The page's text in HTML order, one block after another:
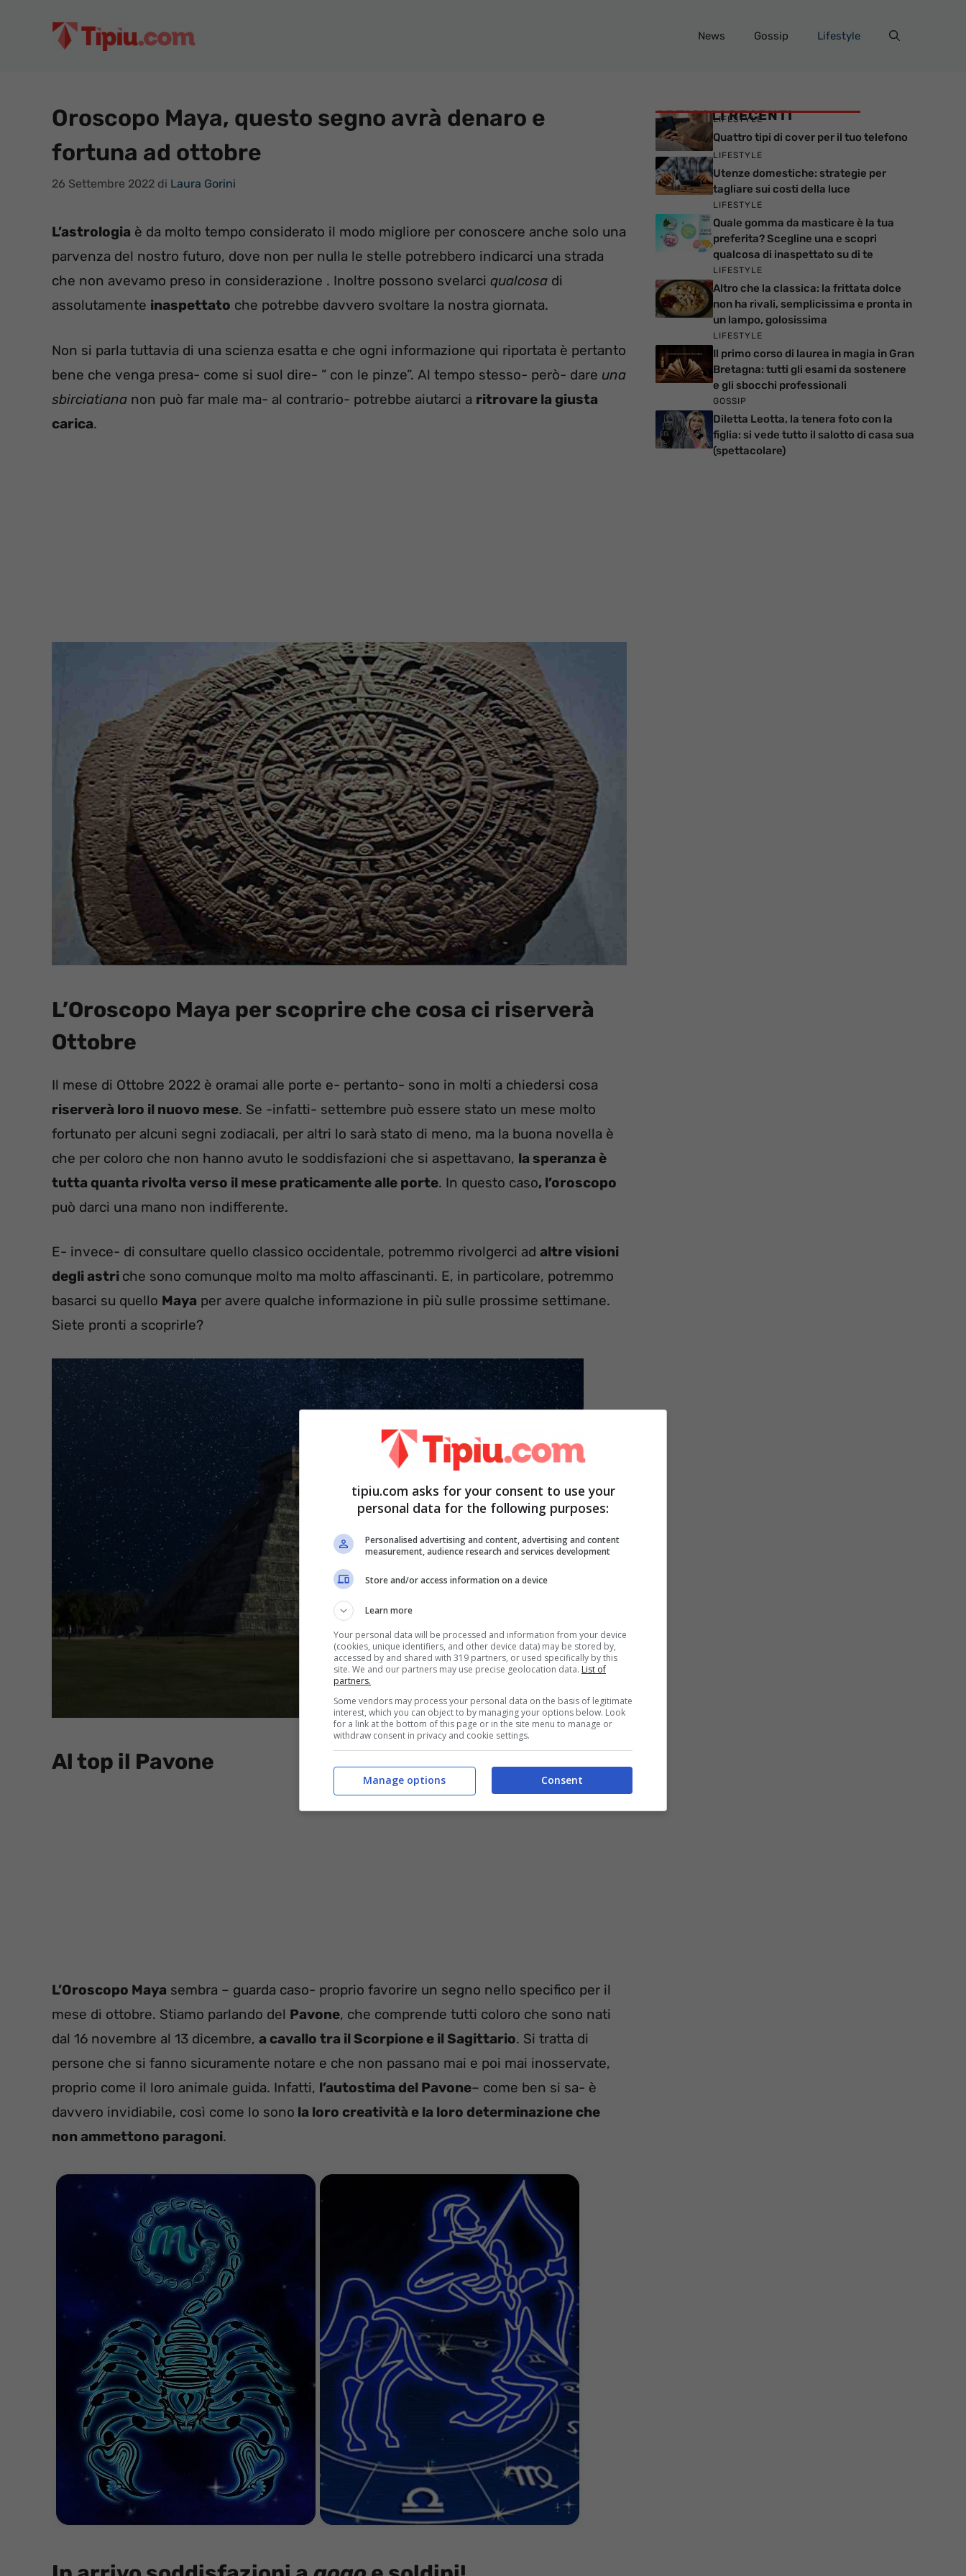
News Gossip Lifestyle
Oroscopo Maya, questo segno avrà denaro e
fortuna ad ottobre
26 Settembre 2022 di Laura Gorini
L’astrologia è da molto tempo considerato il modo migliore per conoscere anche solo una
parvenza del nostro futuro, dove non per nulla le stelle potrebbero indicarci una strada
che non avevamo preso in considerazione . Inoltre possono svelarci qualcosa di
assolutamente inaspettato che potrebbe davvero svoltare la nostra giornata.
Non si parla tuttavia di una scienza esatta e che ogni informazione qui riportata è pertanto
bene che venga presa- come si suol dire- ” con le pinze”. Al tempo stesso- però- dare una
sbirciatiana non può far male ma- al contrario- potrebbe aiutarci a ritrovare la giusta
carica.
L’Oroscopo Maya per scoprire che cosa ci riserverà
Ottobre
Il mese di Ottobre 2022 è oramai alle porte e- pertanto- sono in molti a chiedersi cosa
riserverà loro il nuovo mese. Se -infatti- settembre può essere stato un mese molto
fortunato per alcuni segni zodiacali, per altri lo sarà stato di meno, ma la buona novella è
che per coloro che non hanno avuto le soddisfazioni che si aspettavano, la speranza è
tutta quanta rivolta verso il mese praticamente alle porte. In questo caso, l’oroscopo
può darci una mano non indifferente.
E- invece- di consultare quello classico occidentale, potremmo rivolgerci ad altre visioni
degli astri che sono comunque molto ma molto affascinanti. E, in particolare, potremmo
basarci su quello Maya per avere qualche informazione in più sulle prossime settimane.
Siete pronti a scoprirle?
Al top il Pavone
L’Oroscopo Maya sembra – guarda caso- proprio favorire un segno nello specifico per il
mese di ottobre. Stiamo parlando del Pavone, che comprende tutti coloro che sono nati
dal 16 novembre al 13 dicembre, a cavallo tra il Scorpione e il Sagittario. Si tratta di
persone che si fanno sicuramente notare e che non passano mai e poi mai inosservate,
proprio come il loro animale guida. Infatti, l’autostima del Pavone– come ben si sa- è
davvero invidiabile, così come lo sono la loro creatività e la loro determinazione che
non ammettono paragoni.
ARTICOLI RECENTI
LIFESTYLE
Quattro tipi di cover per il tuo telefono
LIFESTYLE
Utenze domestiche: strategie per
tagliare sui costi della luce
LIFESTYLE
Quale gomma da masticare è la tua
preferita? Scegline una e scopri
qualcosa di inaspettato su di te
LIFESTYLE
Altro che la classica: la frittata dolce
non ha rivali, semplicissima e pronta in
un lampo, golosissima
LIFESTYLE
Il primo corso di laurea in magia in Gran
Bretagna: tutti gli esami da sostenere
e gli sbocchi professionali
GOSSIP
Diletta Leotta, la tenera foto con la
figlia: si vede tutto il salotto di casa sua
(spettacolare)
tipiu.com asks for your consent to use your
personal data for the following purposes:
Personalised advertising and content, advertising and content
measurement, audience research and services development
Store and/or access information on a device
Learn more
Your personal data will be processed and information from your device
(cookies, unique identifiers, and other device data) may be stored by,
accessed by and shared with 319 partners, or used specifically by this
site. We and our partners may use precise geolocation data. List of
partners.
Some vendors may process your personal data on the basis of legitimate
interest, which you can object to by managing your options below. Look
for a link at the bottom of this page or in the site menu to manage or
withdraw consent in privacy and cookie settings.
Consent
Manage options